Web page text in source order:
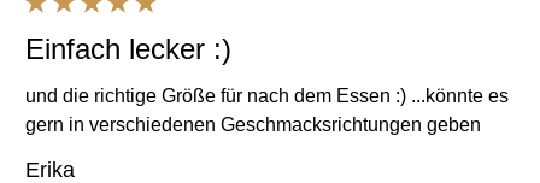
Einfach lecker :)
und die richtige Größe für nach dem Essen :) ...könnte es
gern in verschiedenen Geschmacksrichtungen geben
Erika